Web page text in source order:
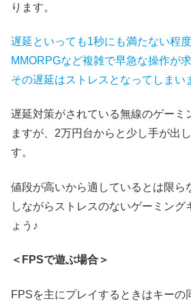
ります。
遅延といっても1秒にも満たない程
MMORPGなど複雑で早急な操作が
その遅延はストレスとなってしまい
遅延対策がされている無線のゲーミ
ますが、2万円台からと少し手が出
す。
値段が高いから適しているとは限ら
しながらストレスのないゲーミング
ょう♪
＜FPSで遊ぶ場合＞
FPSを主にプレイするときはキーの